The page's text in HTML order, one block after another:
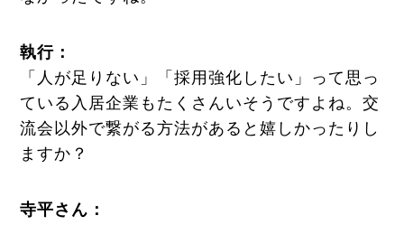
執行 ：
「人が足りない」「採用強化したい」って思っ
ている入居企業もたくさんいそうですよね。交
流会以外で繋がる方法があると嬉しかったりし
ますか？
寺平さん：